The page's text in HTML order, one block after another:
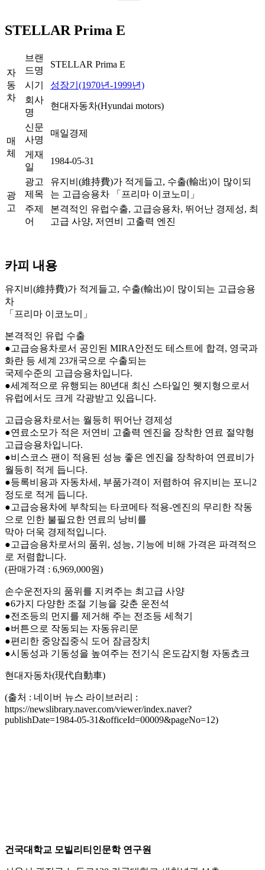
STELLAR Prima E
자
동
차
브랜
드명
STELLAR Prima E
시기
성장기(1970년-1999년)
회사
명
현대자동차(Hyundai motors)
매
체
신문
사명
매일경제
게재
일
1984-05-31
광
고
광고
제목
유지비(維持費)가 적게들고, 수출(輸出)이 많이되
는 고급승용차 「프리마 이코노미」
주제
어
본격적인 유럽수출, 고급승용차, 뛰어난 경제성, 최
고급 사양, 저연비 고출력 엔진
카피 내용
유지비(維持費)가 적게들고, 수출(輸出)이 많이되는 고급승용
차
「프리마 이코노미」
본격적인 유럽 수출
●고급승용차로서 공인된 MIRA안전도 테스트에 합격, 영국과
화란 등 세계 23개국으로 수출되는
국제수준의 고급승용차입니다.
●세계적으로 유행되는 80년대 최신 스타일인 웻지형으로서
유럽에서도 크게 각광받고 있읍니다.
고급승용차로서는 월등히 뛰어난 경제성
●연료소모가 적은 저연비 고출력 엔진을 장착한 연료 절약형
고급승용차입니다.
●비스코스 팬이 적용된 성능 좋은 엔진을 장착하여 연료비가
월등히 적게 듭니다.
●등록비용과 자동차세, 부품가격이 저렴하여 유지비는 포니2
정도로 적게 듭니다.
●고급승용차에 부착되는 타코메타 적용-엔진의 무리한 작동
으로 인한 불필요한 연료의 낭비를
막아 더욱 경제적입니다.
●고급승용차로서의 품위, 성능, 기능에 비해 가격은 파격적으
로 저렴합니다.
(판매가격 : 6,969,000원)
손수운전자의 품위를 지켜주는 최고급 사양
●6가지 다양한 조절 기능을 갖춘 운전석
●전조등의 먼지를 제거해 주는 전조등 세척기
●버튼으로 작동되는 자동유리문
●편리한 중앙집중식 도어 잠금장치
●시동성과 기동성을 높여주는 전기식 온도감지형 자동쵸크
현대자동차(現代自動車)
(출처 : 네이버 뉴스 라이브러리 :
https://newslibrary.naver.com/viewer/index.naver?
publishDate=1984-05-31&officeId=00009&pageNo=12)
건국대학교 모빌리티인문학 연구원